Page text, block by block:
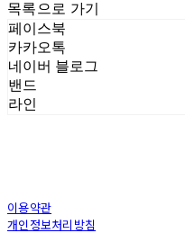
목록으로 가기
페이스북
카카오톡
네이버 블로그
밴드
라인
이용약관
개인정보처리방침